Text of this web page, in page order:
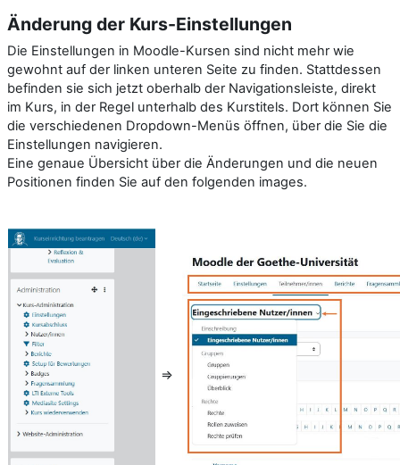
Änderung der Kurs-Einstellungen
Die Einstellungen in Moodle-Kursen sind nicht mehr wie
gewohnt auf der linken unteren Seite zu finden. Stattdessen
befinden sie sich jetzt oberhalb der Navigationsleiste, direkt
im Kurs, in der Regel unterhalb des Kurstitels. Dort können Sie
die verschiedenen Dropdown-Menüs öffnen, über die Sie die
Einstellungen navigieren.
Eine genaue Übersicht über die Änderungen und die neuen
Positionen finden Sie auf den folgenden images.
⇒